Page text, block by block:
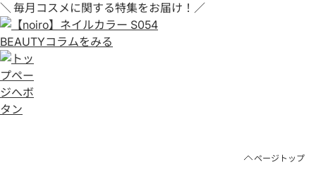
＼ 毎月コスメに関する特集をお届け！／
BEAUTYコラムをみる
ページトップ